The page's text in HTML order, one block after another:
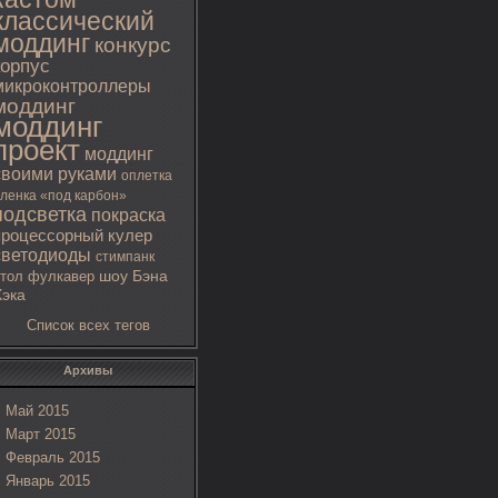
конкурс
моддинг
руками оплетка
«под карбон»
покраска
кулер
стимпанк
фулкавер шоу Бэна
Список всех тегов
Архивы
Май 2015
Март 2015
Февраль 2015
Январь 2015